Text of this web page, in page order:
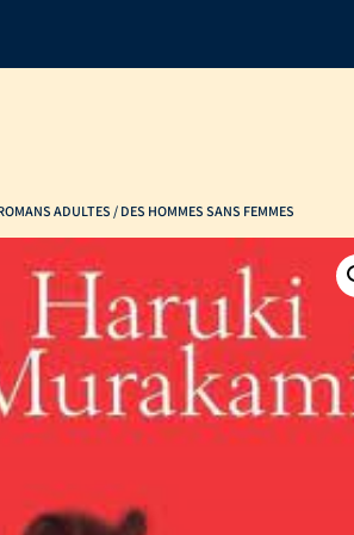
ADULTES / DES HOMMES SANS FEMMES